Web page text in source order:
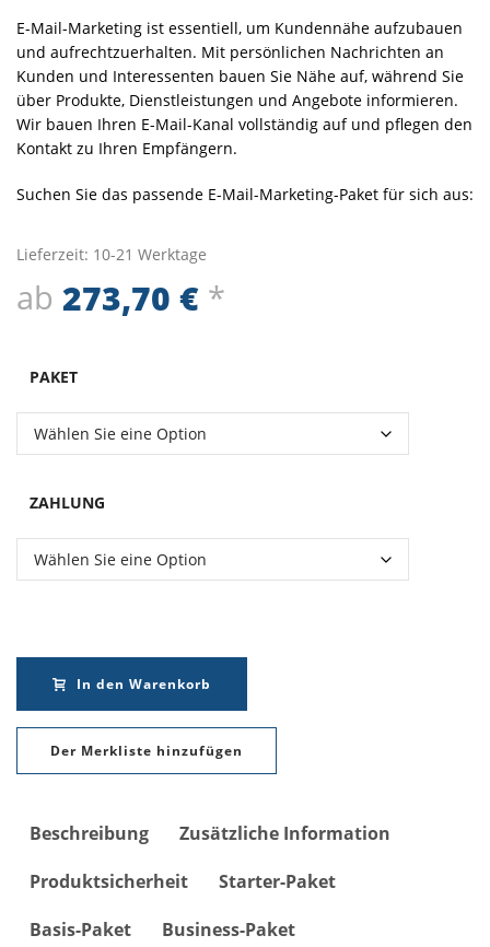
E-Mail-Marketing ist essentiell, um Kundennähe aufzubauen
und aufrechtzuerhalten. Mit persönlichen Nachrichten an
Kunden und Interessenten bauen Sie Nähe auf, während Sie
über Produkte, Dienstleistungen und Angebote informieren.
Wir bauen Ihren E-Mail-Kanal vollständig auf und pflegen den
Kontakt zu Ihren Empfängern.
Suchen Sie das passende E-Mail-Marketing-Paket für sich aus:
Lieferzeit: 10-21 Werktage
ab 273,70 € *
PAKET
ZAHLUNG
In den Warenkorb
Der Merkliste hinzufügen
Beschreibung
Zusätzliche Information
Produktsicherheit
Starter-Paket
Basis-Paket
Business-Paket